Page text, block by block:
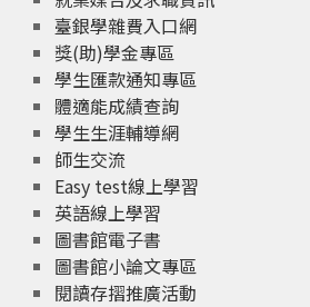
臺銀學雜費入口網
獎(助)學金專區
學生匯款通知專區
體適能成績查詢
學生生涯輔導網
師生交流
Easy test線上學習
英語線上學習
圖書館電子書
圖書館小論文專區
閱讀存摺推廣活動